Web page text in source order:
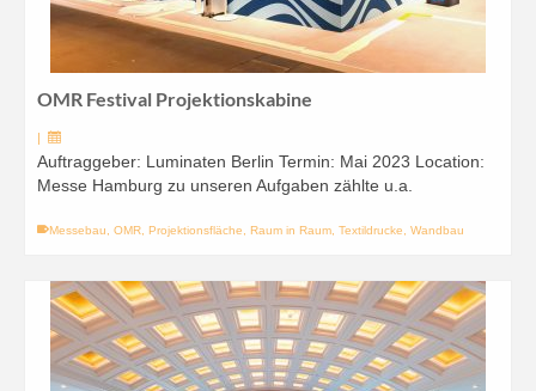
OMR Festival Projektionskabine
|
Auftraggeber: Luminaten Berlin Termin: Mai 2023 Location:
Messe Hamburg zu unseren Aufgaben zählte u.a.
Messebau OMR Projektionsfläche Raum in Raum Textildrucke Wandbau